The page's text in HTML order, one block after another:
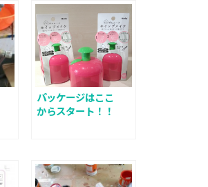
パッケージはここ
からスタート！！